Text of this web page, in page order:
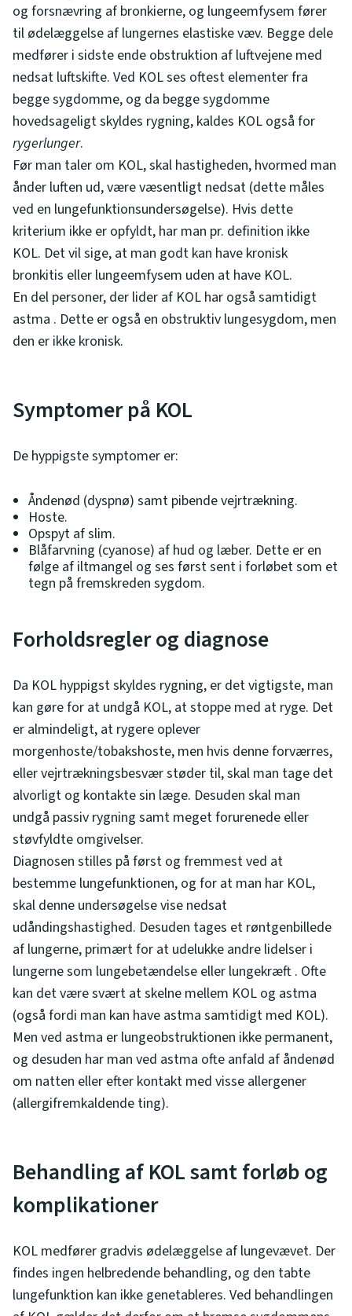
og forsnævring af bronkierne, og lungeemfysem fører
til ødelæggelse af lungernes elastiske væv. Begge dele
medfører i sidste ende obstruktion af luftvejene med
nedsat luftskifte. Ved KOL ses oftest elementer fra
begge sygdomme, og da begge sygdomme
hovedsageligt skyldes rygning, kaldes KOL også for
rygerlunger.
Før man taler om KOL, skal hastigheden, hvormed man
ånder luften ud, være væsentligt nedsat (dette måles
ved en lungefunktionsundersøgelse). Hvis dette
kriterium ikke er opfyldt, har man pr. definition ikke
KOL. Det vil sige, at man godt kan have kronisk
bronkitis eller lungeemfysem uden at have KOL.
En del personer, der lider af KOL har også samtidigt
astma . Dette er også en obstruktiv lungesygdom, men
den er ikke kronisk.
Symptomer på KOL
De hyppigste symptomer er:
Åndenød (dyspnø) samt pibende vejrtrækning.
Hoste.
Opspyt af slim.
Blåfarvning (cyanose) af hud og læber. Dette er en
følge af iltmangel og ses først sent i forløbet som et
tegn på fremskreden sygdom.
Forholdsregler og diagnose
Da KOL hyppigst skyldes rygning, er det vigtigste, man
kan gøre for at undgå KOL, at stoppe med at ryge. Det
er almindeligt, at rygere oplever
morgenhoste/tobakshoste, men hvis denne forværres,
eller vejrtrækningsbesvær støder til, skal man tage det
alvorligt og kontakte sin læge. Desuden skal man
undgå passiv rygning samt meget forurenede eller
støvfyldte omgivelser.
Diagnosen stilles på først og fremmest ved at
bestemme lungefunktionen, og for at man har KOL,
skal denne undersøgelse vise nedsat
udåndingshastighed. Desuden tages et røntgenbillede
af lungerne, primært for at udelukke andre lidelser i
lungerne som lungebetændelse eller lungekræft . Ofte
kan det være svært at skelne mellem KOL og astma
(også fordi man kan have astma samtidigt med KOL).
Men ved astma er lungeobstruktionen ikke permanent,
og desuden har man ved astma ofte anfald af åndenød
om natten eller efter kontakt med visse allergener
(allergifremkaldende ting).
Behandling af KOL samt forløb og
komplikationer
KOL medfører gradvis ødelæggelse af lungevævet. Der
findes ingen helbredende behandling, og den tabte
lungefunktion kan ikke genetableres. Ved behandlingen